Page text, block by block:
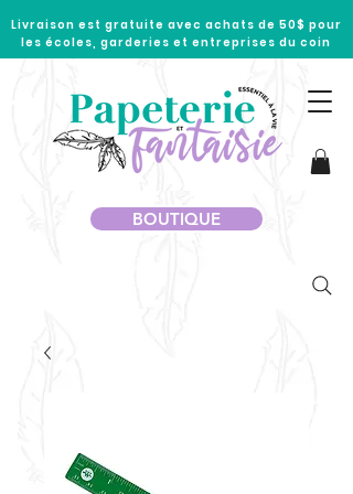
Livraison est gratuite avec achats de 50$ pour
les écoles, garderies et entreprises du coin
BOUTIQUE